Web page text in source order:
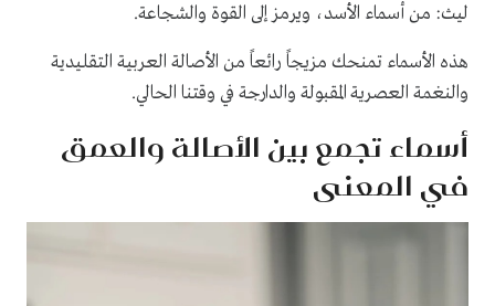
ليث: من أسماء الأسد، ويرمز إلى القوة والشجاعة.
هذه الأسماء تمنحك مزيجاً رائعاً من الأصالة العربية التقليدية
والنغمة العصرية المقبولة والدارجة في وقتنا الحالي.
أسماء تجمع بين الأصالة والعمق
في المعنى